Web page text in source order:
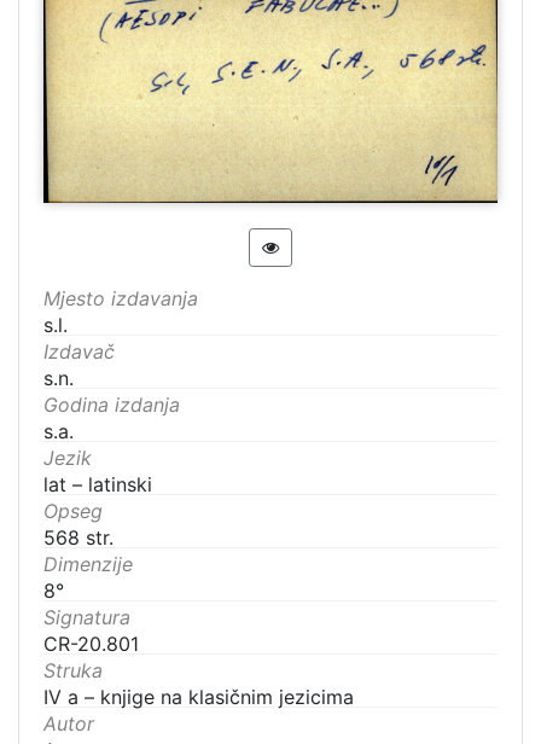
Mjesto izdavanja
s.l.
Izdavač
s.n.
Godina izdanja
s.a.
Jezik
lat – latinski
Opseg
568 str.
Dimenzije
8°
Signatura
CR-20.801
Struka
IV a – knjige na klasičnim jezicima
Autor